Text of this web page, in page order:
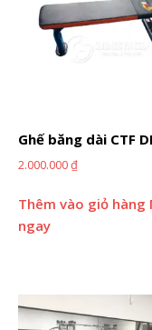
Ghế băng dài CTF
2.000.000₫
Thêm vào giỏ hàng
ngay